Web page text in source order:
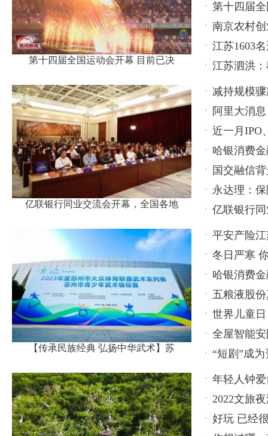
第十四届全国运动会开幕 目前已决
第十四届
南京农村
江苏1603
江苏泗洪
亿联银行同业交流会开幕，全国各地
减持规模
持，还有
阿里大消
近一月IPO
衡关键在
哈银消费
国交融信
永达理：
亿联银行
名代表
【传承民族经典 弘扬中华武术】苏
平安产险
张楼村
冬日严寒
哈银消费
保护工作
五粮液股
出怎样火花
世界儿童
州举办
全屋智能
“短剧”成
有潜力
年轻人钟
2022文旅
博览会
好玩 已经